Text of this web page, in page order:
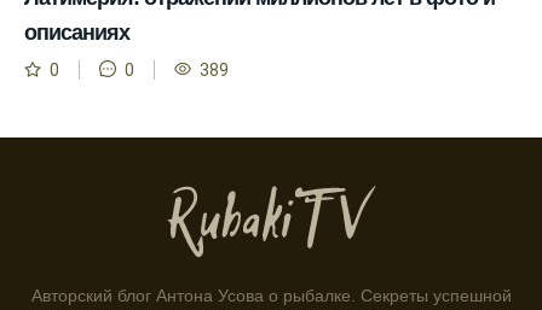
подходящее время для ловли хищной
приложении помогает выбрать наилучшие
описаниях
0 0 389
Авторский блог Антона Усова о рыбалке. Секреты успешной